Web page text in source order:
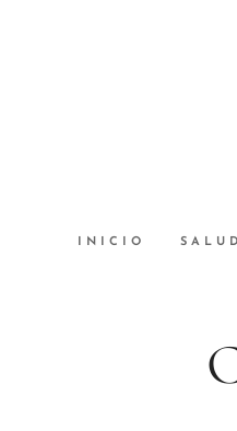
INICIO SALUD